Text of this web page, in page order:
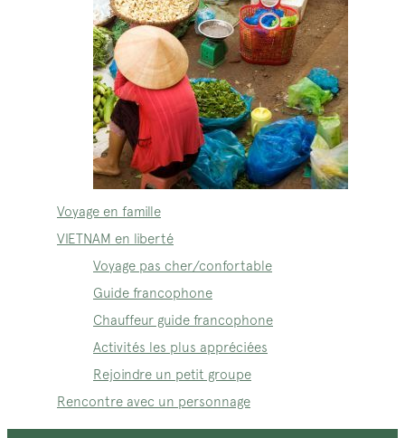
Voyage en famille
VIETNAM en liberté
Voyage pas cher/confortable
Guide francophone
Chauffeur guide francophone
Activités les plus appréciées
Rejoindre un petit groupe
Rencontre avec un personnage